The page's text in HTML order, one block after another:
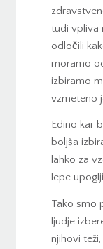
tudi vpliva
odločili
moramo
izbiramo
vzmeteno
Edino kar
boljša
lahko za
lepe
Tako smo
ljudje
njihovi